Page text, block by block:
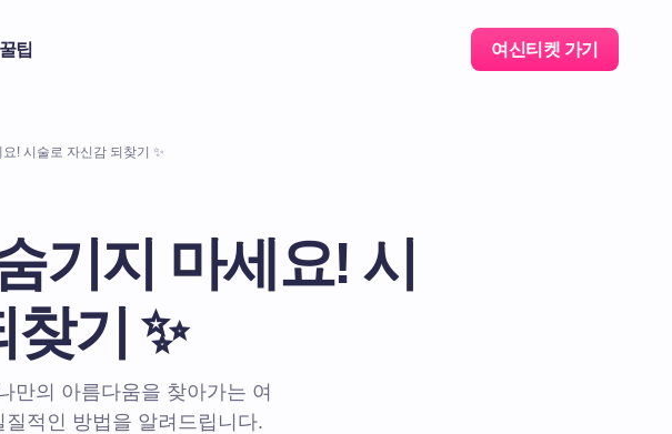
팁 여신티켓 가기
! 시술로 자신감 되찾기 ✨
기지 마세요! 시
기 ✨
만의 아름다움을 찾아가는 여
적인 방법을 알려드립니다.